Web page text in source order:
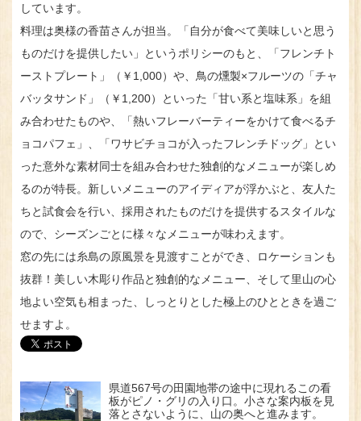
しています。
料理は奥様の香苗さんが担当。「自分が食べて美味しいと思う
ものだけを提供したい」というポリシーのもと、「フレンチト
ーストプレート」（￥1,000）や、鳥の燻製×フルーツの「チャ
バッタサンド」（￥1,200）といった「甘い系と塩味系」を組
み合わせたものや、「熱いフレーバーティーをかけて食べるチ
ョコパフェ」、「ワサビチョコが入ったフレンチドッグ」とい
った意外な素材同士を組み合わせた独創的なメニューが楽しめ
るのが特長。新しいメニューのアイディアが浮かぶと、友人た
ちと試食会を行い、採用されたものだけを提供するスタイルな
ので、シーズンごとに様々なメニューが味わえます。
窓の先には糸島の原風景を見渡すことができ、ロケーションも
抜群！美しい木彫り作品と独創的なメニュー、そして里山の心
地よい空気も相まった、しっとりとした極上のひとときを過ご
せますよ。
県道567号の田園地帯の途中に現れるこの看
板がピノ・グリの入り口。小さな案内板を見
落とさないように、山の奥へと進みます。